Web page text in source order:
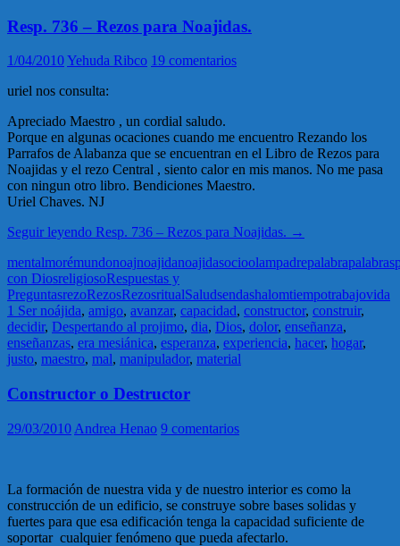
Resp. 736 – Rezos para Noajidas.
1/04/2010Yehuda Ribco 19 comentarios
uriel nos consulta:
Apreciado Maestro , un cordial saludo.
Porque en algunas ocaciones cuando me encuentro Rezando los
Parrafos de Alabanza que se encuentran en el Libro de Rezos para
Noajidas y el rezo Central , siento calor en mis manos. No me pasa
con ningun otro libro. Bendiciones Maestro.
Uriel Chaves. NJ
Seguir leyendo Resp. 736 – Rezos para Noajidas. →
mentalmorémundonoajnoajidanoajidasocioolampadrepalabrapalabras
con DiosreligiosoRespuestas y
PreguntasrezoRezosRezosritualSaludsendashalomtiempotrabajovida
1 Ser noájida, amigo, avanzar, capacidad, constructor, construir,
decidir, Despertando al projimo, dia, Dios, dolor, enseñanza,
enseñanzas, era mesiánica, esperanza, experiencia, hacer, hogar,
justo, maestro, mal, manipulador, material
Constructor o Destructor
29/03/2010 Andrea Henao 9 comentarios
La formación de nuestra vida y de nuestro interior es como la
construcción de un edificio, se construye sobre bases solidas y
fuertes para que esa edificación tenga la capacidad suficiente de
soportar cualquier fenómeno que pueda afectarlo.